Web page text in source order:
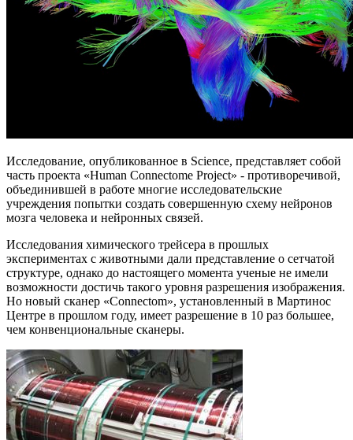
Исследование, опубликованное в Science, представляет собой
часть проекта «Human Connectome Project» - противоречивой,
объединившей в работе многие исследовательские
учреждения попытки создать совершенную схему нейронов
мозга человека и нейронных связей.
Исследования химического трейсера в прошлых
экспериментах с животными дали представление о сетчатой
структуре, однако до настоящего момента ученые не имели
возможности достичь такого уровня разрешения изображения.
Но новый сканер «Connectom», установленный в Мартинос
Центре в прошлом году, имеет разрешение в 10 раз большее,
чем конвенциональные сканеры.